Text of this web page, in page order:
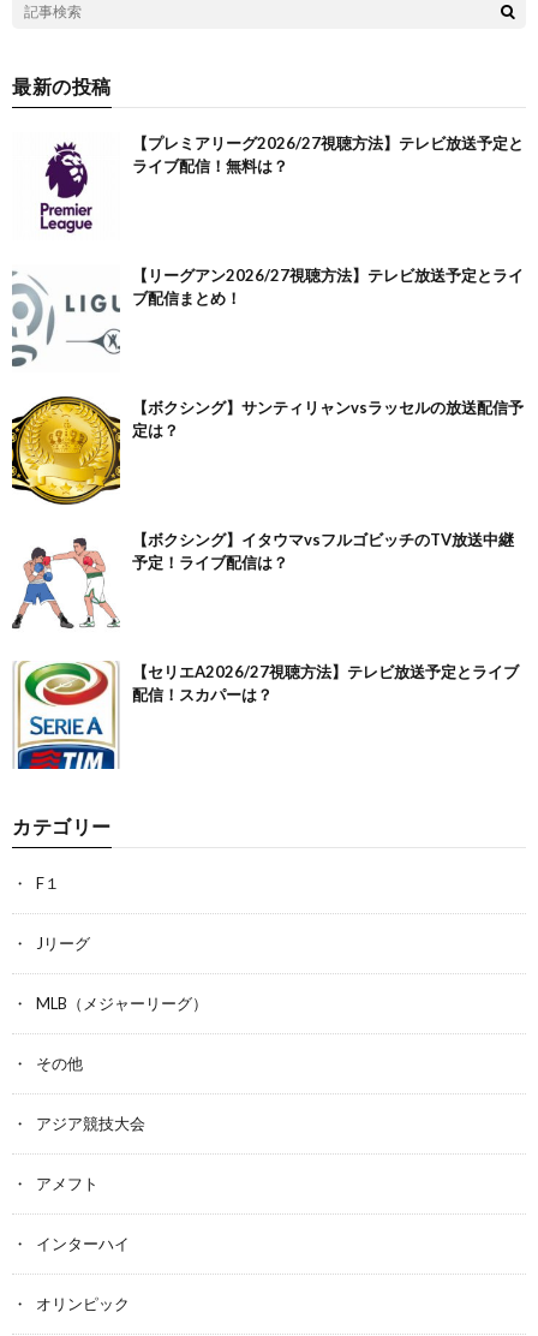
最新の投稿
【プレミアリーグ2026/27視聴方法】テレビ放送予定と
ライブ配信！無料は？
【リーグアン2026/27視聴方法】テレビ放送予定とライ
ブ配信まとめ！
【ボクシング】サンティリャンvsラッセルの放送配信予
定は？
【ボクシング】イタウマvsフルゴビッチのTV放送中継
予定！ライブ配信は？
【セリエA2026/27視聴方法】テレビ放送予定とライブ
配信！スカパーは？
カテゴリー
F１
Jリーグ
MLB（メジャーリーグ）
その他
アジア競技大会
アメフト
インターハイ
オリンピック